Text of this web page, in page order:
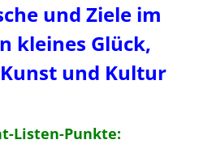
und Ziele im
kleines Glück,
und Kultur
Listen-Punkte: